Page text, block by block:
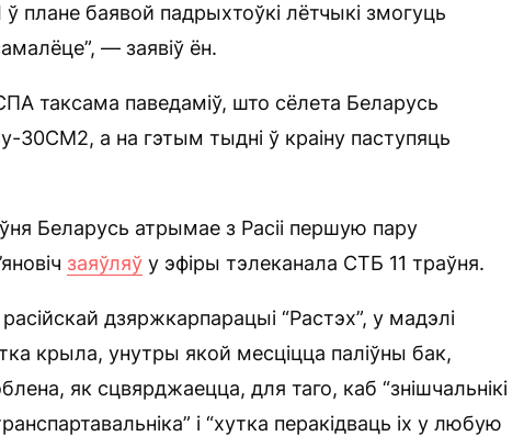
плане баявой падрыхтоўкі лётчыкі змогуць
— заявіў ён.
таксама паведаміў, што сёлета Беларусь
а на гэтым тыдні ў краіну паступяць
Беларусь атрымае з Расіі першую пару
заяўляў у эфіры тэлеканала СТБ 11 траўня.
дзяржкарпарацыі “Растэх”, у мадэлі
крыла, унутры якой месціцца паліўны бак,
як сцвярджаецца, для таго, каб “знішчальнікі
і “хутка перакідваць іх у любую